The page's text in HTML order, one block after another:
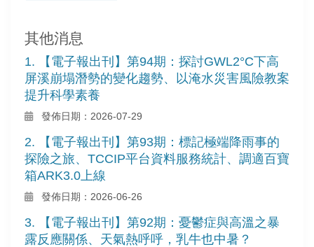
其他消息
1. 【電子報出刊】第94期：探討GWL2°C下高
屏溪崩塌潛勢的變化趨勢、以淹水災害風險教案
提升科學素養
發佈日期：2026-07-29
2. 【電子報出刊】第93期：標記極端降雨事的
探險之旅、TCCIP平台資料服務統計、調適百寶
箱ARK3.0上線
發佈日期：2026-06-26
3. 【電子報出刊】第92期：憂鬱症與高溫之暴
露反應關係、天氣熱呼呼，乳牛也中暑？